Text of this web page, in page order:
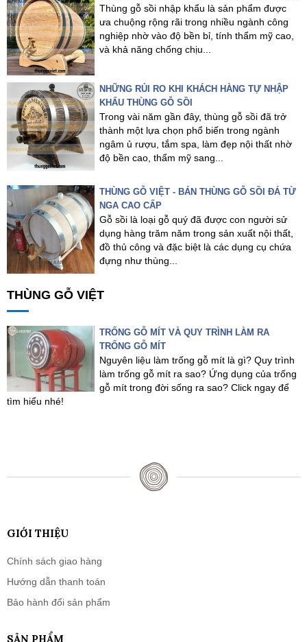
Thùng gỗ sồi nhập khẩu là sản phẩm được
ưa chuộng rộng rãi trong nhiều ngành công
nghiệp nhờ vào độ bền bỉ, tính thẩm mỹ cao,
và khả năng chống chịu...
NHỮNG RỦI RO KHI KHÁCH HÀNG TỰ NHẬP
KHẨU THÙNG GỖ SỒI
Trong vài năm gần đây, thùng gỗ sồi đã trở
thành một lựa chọn phổ biến trong ngành
ngâm ủ rượu, tắm spa, làm đẹp nội thất nhờ
độ bền cao, thẩm mỹ sang...
THÙNG GỖ VIỆT - BÁN THÙNG GỖ SỒI ĐÁ TỪ
NGA CAO CẤP
Gỗ sồi là loại gỗ quý đã được con người sử
dụng hàng trăm năm trong sản xuất nội thất,
đồ thủ công và đặc biệt là các dụng cụ chứa
đựng như thùng...
THÙNG GỖ VIỆT
TRỐNG GỖ MÍT VÀ QUY TRÌNH LÀM RA
TRỐNG GỖ MÍT
Nguyên liệu làm trống gỗ mít là gì? Quy trình
làm trống gỗ mít ra sao? Ứng dụng của trống
gỗ mít trong đời sống ra sao? Click ngay để
tìm hiểu nhé!
GIỚI THIỆU
Chính sách giao hàng
Hướng dẫn thanh toán
Bảo hành đổi sản phẩm
SẢN PHẨM